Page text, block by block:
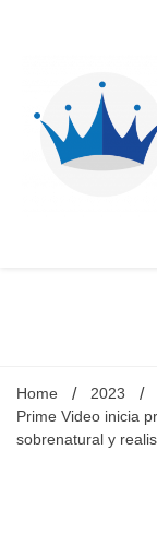
Noticias de
Home 2023
Prime Video inicia
sobrenatural y